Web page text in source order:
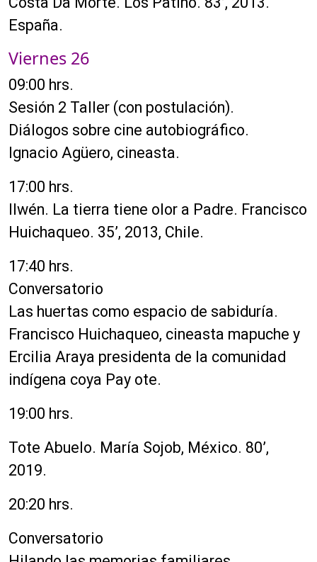
España.
Viernes 26
09:00 hrs.
Sesión 2 Taller (con postulación).
Diálogos sobre cine autobiográfico.
Ignacio Agüero, cineasta.
17:00 hrs.
Ilwén. La tierra tiene olor a Padre. Francisco
Huichaqueo. 35’, 2013, Chile.
17:40 hrs.
Conversatorio
Las huertas como espacio de sabiduría.
Francisco Huichaqueo, cineasta mapuche y
Ercilia Araya presidenta de la comunidad
indígena coya Pay ote.
19:00 hrs.
Tote Abuelo. María Sojob, México. 80’,
2019.
20:20 hrs.
Conversatorio